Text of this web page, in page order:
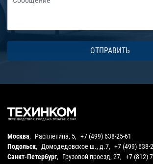
Москва, Расплетина, 5, +7 (499) 638-25-61
Подольск, Домодедовское ш., д.7, +7 (499) 638-
Санкт-Петербург, Грузовой проезд, 27, +7 (812)